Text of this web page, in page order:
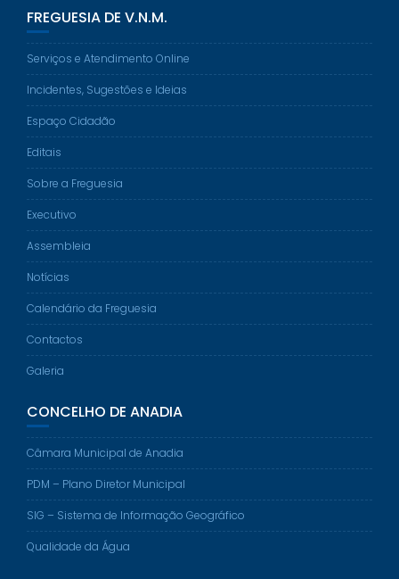
FREGUESIA DE V.N.M.
Serviços e Atendimento Online
Incidentes, Sugestões e Ideias
Espaço Cidadão
Editais
Sobre a Freguesia
Executivo
Assembleia
Notícias
Calendário da Freguesia
Contactos
Galeria
CONCELHO DE ANADIA
Câmara Municipal de Anadia
PDM – Plano Diretor Municipal
SIG – Sistema de Informação Geográfico
Qualidade da Água